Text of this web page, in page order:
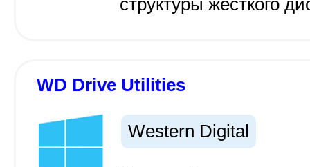
структуры жесткого
WD Drive Utilities
Western Digital